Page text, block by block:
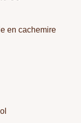
en cachemire